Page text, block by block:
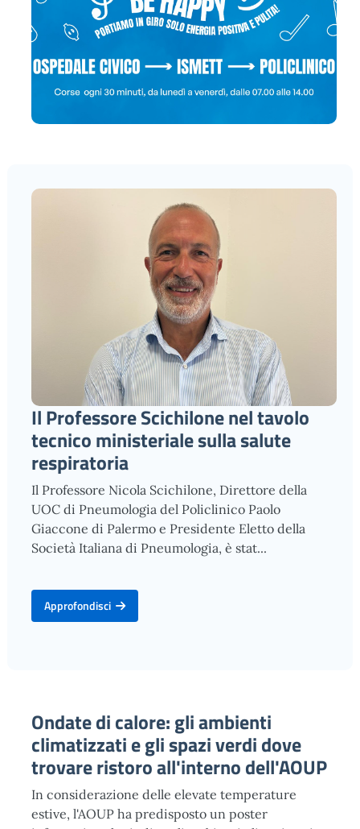
Il Professore Scichilone nel tavolo
tecnico ministeriale sulla salute
respiratoria
Il Professore Nicola Scichilone, Direttore della
UOC di Pneumologia del Policlinico Paolo
Giaccone di Palermo e Presidente Eletto della
Società Italiana di Pneumologia, è stat...
Approfondisci
Ondate di calore: gli ambienti
climatizzati e gli spazi verdi dove
trovare ristoro all'interno dell'AOUP
In considerazione delle elevate temperature
estive, l'AOUP ha predisposto un poster